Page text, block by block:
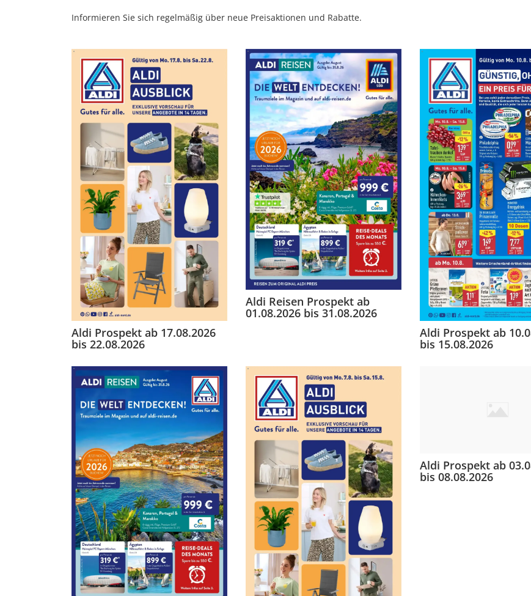
Informieren Sie sich regelmäßig über neue Preisaktionen und Rabatte.
Aldi Prospekt ab 17.08.2026
bis 22.08.2026
Aldi Reisen Prospekt ab
01.08.2026 bis 31.08.2026
Aldi Prospekt ab
bis 15.08.2026
Aldi Prospekt ab
bis 08.08.2026